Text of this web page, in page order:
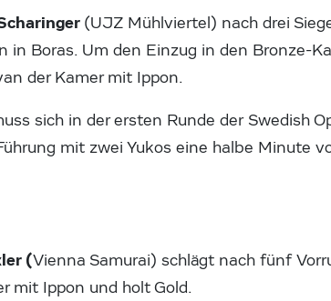
(UJZ Mühlviertel) nach drei
in Boras. Um den Einzug in den Bronze-
der Kamer mit Ippon.
sich in der ersten Runde der Swedish
mit zwei Yukos eine halbe Minute
(Vienna Samurai) schlägt nach fünf
mit Ippon und holt Gold.